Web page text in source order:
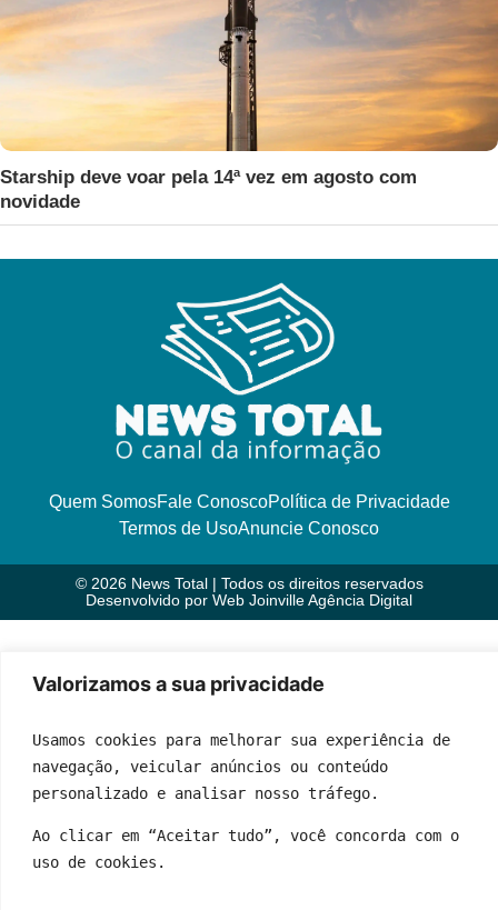
Valorizamos a sua privacidade
Usamos cookies para melhorar sua experiência de
navegação, veicular anúncios ou conteúdo
personalizado e analisar nosso tráfego.
Ao clicar em “Aceitar tudo”, você concorda com o
uso de cookies.
Starship deve voar pela 14ª vez em agosto com
novidade
Quem SomosFale ConoscoPolítica de Privacidade
Termos de UsoAnuncie Conosco
© 2026 News Total | Todos os direitos reservados
Desenvolvido por Web Joinville Agência Digital